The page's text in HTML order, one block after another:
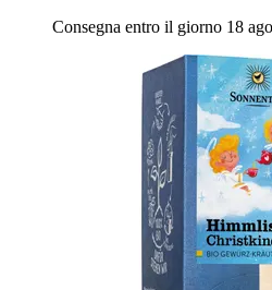
Consegna entro il giorno 18